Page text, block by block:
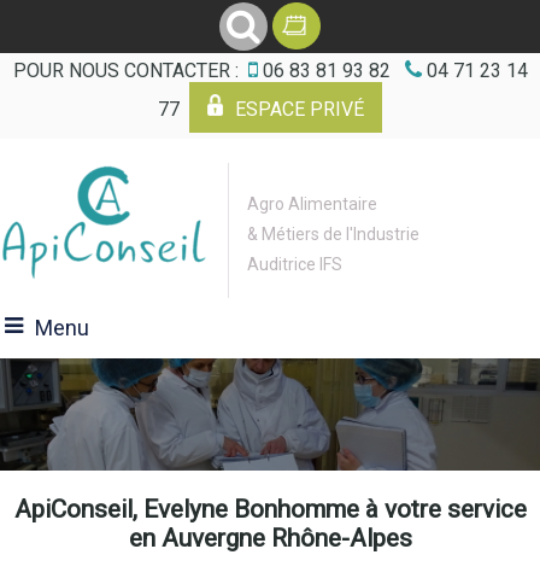
POUR NOUS CONTACTER : 06 83 81 93 82
04 71 23 14
77
ESPACE PRIVÉ
Agro Alimentaire
& Métiers de l'Industrie
Auditrice IFS
Menu
ApiConseil, Evelyne Bonhomme à votre service
en Auvergne Rhône-Alpes